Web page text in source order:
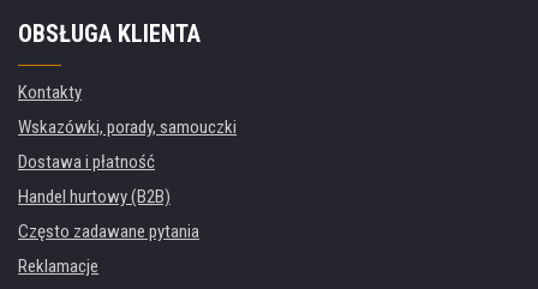
OBSŁUGA KLIENTA
Kontakty
Wskazówki, porady, samouczki
Dostawa i płatność
Handel hurtowy (B2B)
Często zadawane pytania
Reklamacje